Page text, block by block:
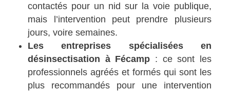
contactés pour un nid sur la voie publique,
mais l’intervention peut prendre plusieurs
jours, voire semaines.
Les entreprises spécialisées en
désinsectisation à Fécamp : ce sont les
professionnels agréés et formés qui sont les
plus recommandés pour une intervention